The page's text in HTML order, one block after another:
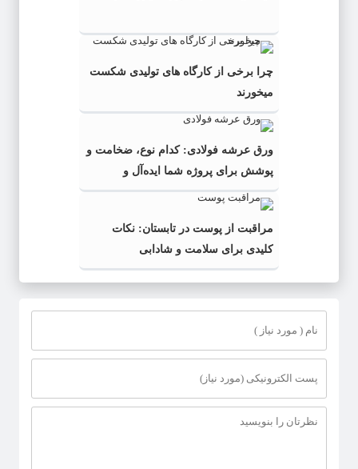
چرا برخی از کارگاه‌ های تولیدی شکست
میخورند
ورق عرشه فولادی: کدام نوع، ضخامت و
پوشش برای پروژه شما ایده‌آل و
به‌صرفه‌تر است؟
مراقبت از پوست در تابستان: نکات
کلیدی برای سلامت و شادابی